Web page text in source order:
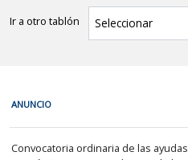
Ir a otro tablón Seleccionar
cada
fila
de
ANUNCIO
Convocatoria ordinaria de las ayudas